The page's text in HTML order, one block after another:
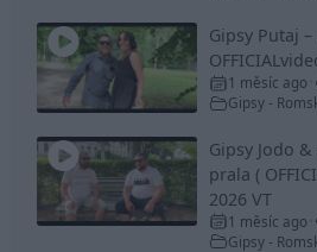
Gipsy Putaj
1 měsíc ago
Gipsy -
Gipsy Jodo
prala (
2026 VT
1 měsíc ago
Gipsy -